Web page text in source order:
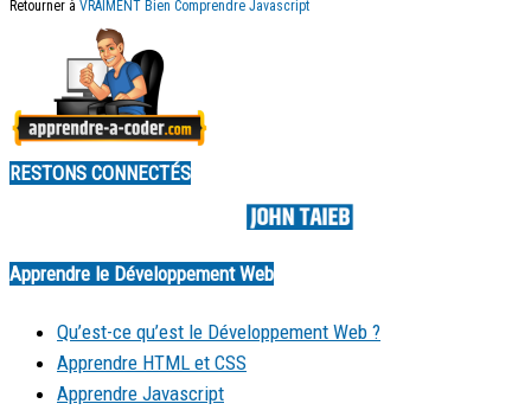
Retourner à VRAIMENT Bien Comprendre Javascript
RESTONS CONNECTÉS
Apprendre le Développement Web
Qu’est-ce qu’est le Développement Web ?
Apprendre HTML et CSS
Apprendre Javascript